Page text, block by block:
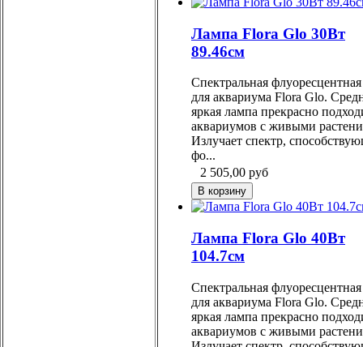
Лампа Flora Glo 30Вт
89.46см
Спектральная
для аквариума Flora Glo.
яркая лампа прекрасно
аквариумов с живыми
Излучает спектр,
фо...
2 505,00 руб
Лампа Flora Glo 40Вт
104.7см
Спектральная
для аквариума Flora Glo.
яркая лампа прекрасно
аквариумов с живыми